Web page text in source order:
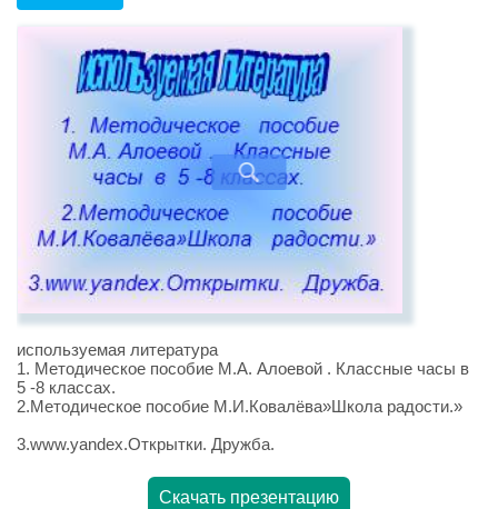
используемая литература
1. Методическое пособие М.А. Алоевой . Классные часы в
5 -8 классах.
2.Методическое пособие М.И.Ковалёва»Школа радости.»
3.www.yandex.Открытки. Дружба.
Скачать презентацию